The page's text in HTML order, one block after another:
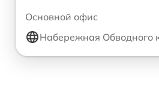
Основной офис
Набережная Обводного